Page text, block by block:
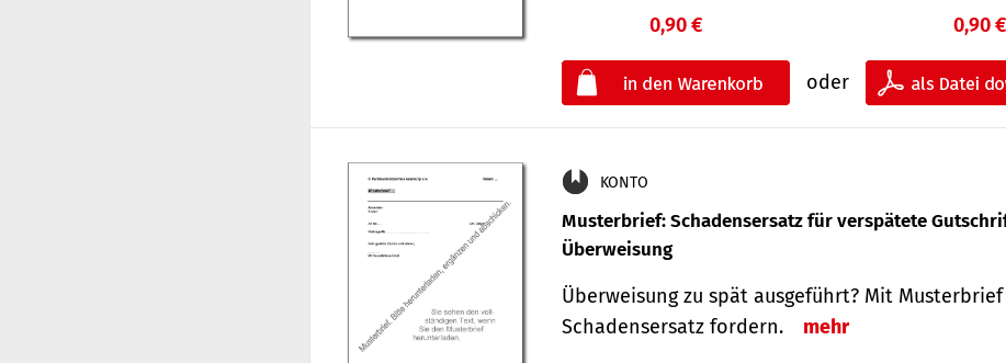
0,90 €
oder
0,90 €
KONTO
Musterbrief: Schadensersatz für verspätete
Überweisung
Überweisung zu spät ausgeführt? Mit Musterbrief
Schadensersatz fordern.
mehr